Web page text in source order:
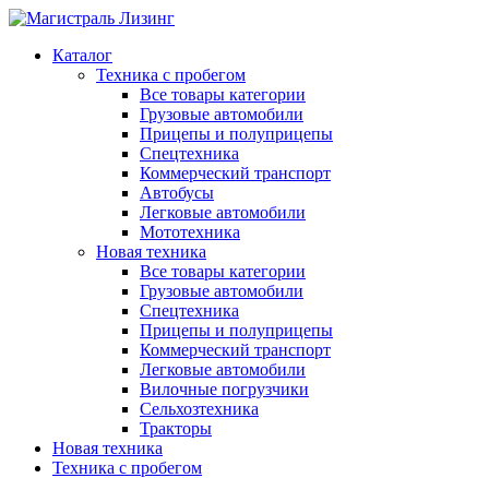
Каталог
Техника с пробегом
Все товары категории
Грузовые автомобили
Прицепы и полуприцепы
Спецтехника
Коммерческий транспорт
Автобусы
Легковые автомобили
Мототехника
Новая техника
Все товары категории
Грузовые автомобили
Спецтехника
Прицепы и полуприцепы
Коммерческий транспорт
Легковые автомобили
Вилочные погрузчики
Сельхозтехника
Тракторы
Новая техника
Техника с пробегом